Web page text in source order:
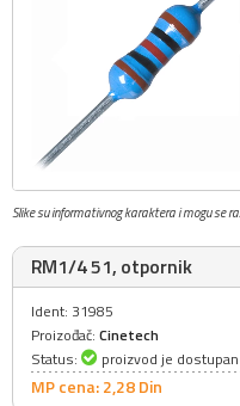
Slike su informativnog karaktera i mogu se
RM1/4 51, otpornik
Ident: 31985
Proizođač: Cinetech
Status:
proizvod je dostupan
MP cena: 2,28Din